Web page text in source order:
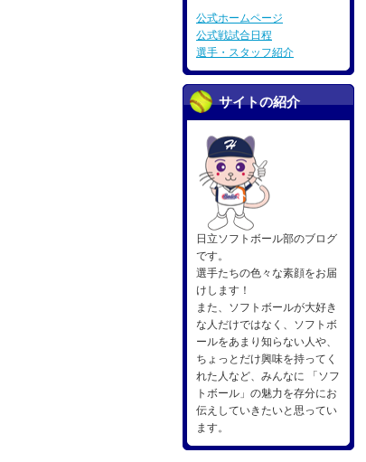
公式ホームページ
公式戦試合日程
選手・スタッフ紹介
サイトの紹介
日立ソフトボール部のブログ
です。
選手たちの色々な素顔をお届
けします！
また、ソフトボールが大好き
な人だけではなく、ソフトボ
ールをあまり知らない人や、
ちょっとだけ興味を持ってく
れた人など、みんなに 「ソフ
トボール」の魅力を存分にお
伝えしていきたいと思ってい
ます。